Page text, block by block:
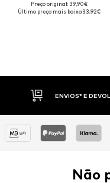
Preço original: 39,90€
Último preço mais baixo:33,92€
30 DIAS DE
Não